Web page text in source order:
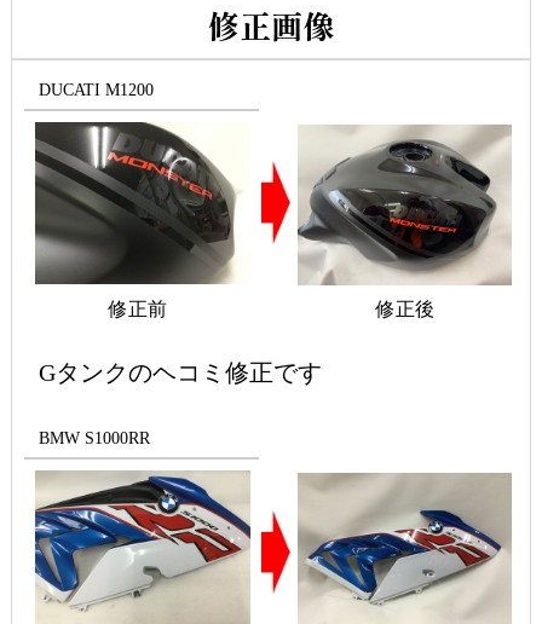
修正画像
DUCATI M1200
修正前 修正後
Gタンクのヘコミ修正です
BMW S1000RR